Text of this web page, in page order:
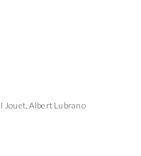
Jouet, Albert Lubrano